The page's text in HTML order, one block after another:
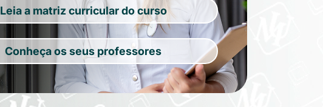
Leia a matriz curricular do curso
Conheça os seus professores